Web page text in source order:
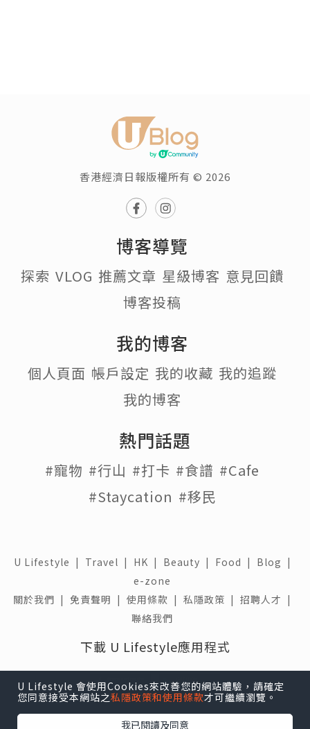
香港經濟日報版權所有 © 2026
博客導覽
探索 VLOG 推薦文章 星級博客 意見回饋
博客投稿
我的博客
個人頁面 帳戶設定 我的收藏 我的追蹤
我的博客
熱門話題
#寵物 #行山 #打卡 #食譜 #Cafe
#Staycation #移民
U Lifestyle | Travel | HK | Beauty | Food | Blog |
e-zone
關於我們 | 免責聲明 | 使用條款 | 私隱政策 | 招聘人才 |
聯絡我們
下載 U Lifestyle應用程式
U Lifestyle 會使用Cookies來改善您的網站體驗，請確定
您同意接受本網站之私隱政策和使用條款才可繼續瀏覽。
我已閱讀及同意